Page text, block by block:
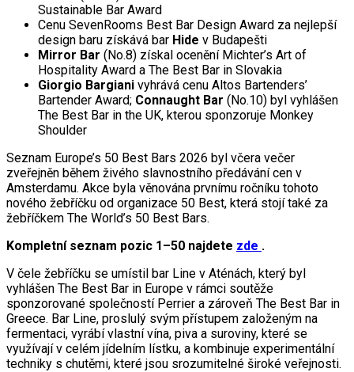
Sustainable Bar Award
Cenu SevenRooms Best Bar Design Award za nejlepší
design baru získává bar Hide v Budapešti
Mirror Bar (No.8) získal ocenění Michter’s Art of
Hospitality Award a The Best Bar in Slovakia
Giorgio Bargiani vyhrává cenu Altos Bartenders’
Bartender Award; Connaught Bar (No.10) byl vyhlášen
The Best Bar in the UK, kterou sponzoruje Monkey
Shoulder
Seznam Europe’s 50 Best Bars 2026 byl včera večer
zveřejněn během živého slavnostního předávání cen v
Amsterdamu. Akce byla věnována prvnímu ročníku tohoto
nového žebříčku od organizace 50 Best, která stojí také za
žebříčkem The World’s 50 Best Bars.
Kompletní seznam pozic 1–50 najdete zde .
V čele žebříčku se umístil bar Line v Aténách, který byl
vyhlášen The Best Bar in Europe v rámci soutěže
sponzorované společností Perrier a zároveň The Best Bar in
Greece. Bar Line, proslulý svým přístupem založeným na
fermentaci, vyrábí vlastní vína, piva a suroviny, které se
využívají v celém jídelním lístku, a kombinuje experimentální
techniky s chutěmi, které jsou srozumitelné široké veřejnosti.